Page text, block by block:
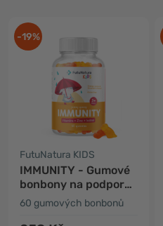
-19%
FutuNatura KIDS
IMMUNITY - Gumové
bonbony na podporu
imunity pro děti
60 gumových bonbonů